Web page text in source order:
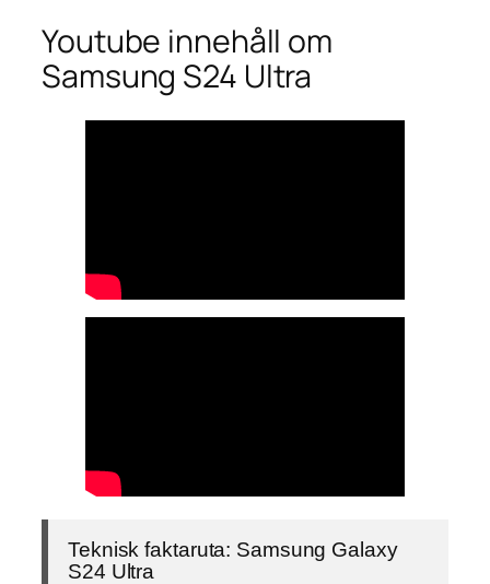
Youtube innehåll om
Samsung S24 Ultra
Teknisk faktaruta: Samsung Galaxy
S24 Ultra